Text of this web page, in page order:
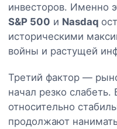
инвесторов. Именно
S&P 500 и Nasdaq
историческими
войны и растущей
Третий фактор —
начал резко слабеть.
относительно
продолжают